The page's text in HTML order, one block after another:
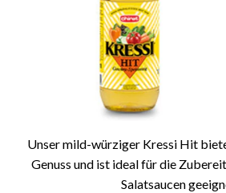
Unser mild-würziger Kressi Hit
Genuss und ist ideal für die
Salatsaucen